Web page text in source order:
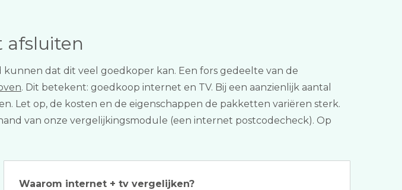
afsluiten
dat dit veel goedkoper kan. Een fors gedeelte van de
. Dit betekent: goedkoop internet en TV. Bij een aanzienlijk aantal
Let op, de kosten en de eigenschappen de pakketten variëren sterk.
van onze vergelijkingsmodule (een internet postcodecheck). Op
Waarom internet + tv vergelijken?